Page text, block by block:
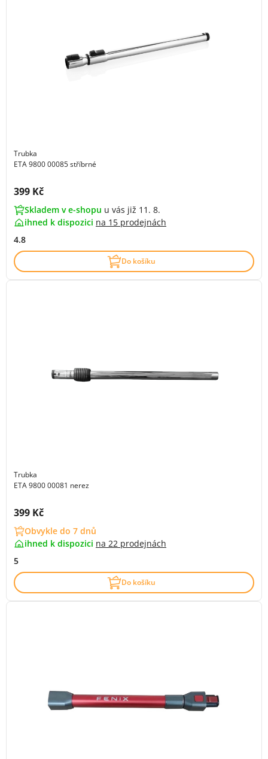
Trubka
ETA 9800 00085 stříbrné
Cena s DPH:
399 Kč
Skladem v e-shopu u vás již 11. 8.
ihned k dispozici na 15 prodejnách
4.8
Do košíku
Trubka
ETA 9800 00081 nerez
Cena s DPH:
399 Kč
Obvykle do 7 dnů
ihned k dispozici na 22 prodejnách
5
Do košíku